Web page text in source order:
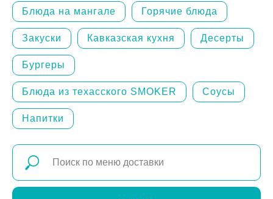
Блюда на мангале Горячие блюда
Закуски Кавказская кухня Десерты
Бургеры
Блюда из техасского SMOKER Соусы
Напитки